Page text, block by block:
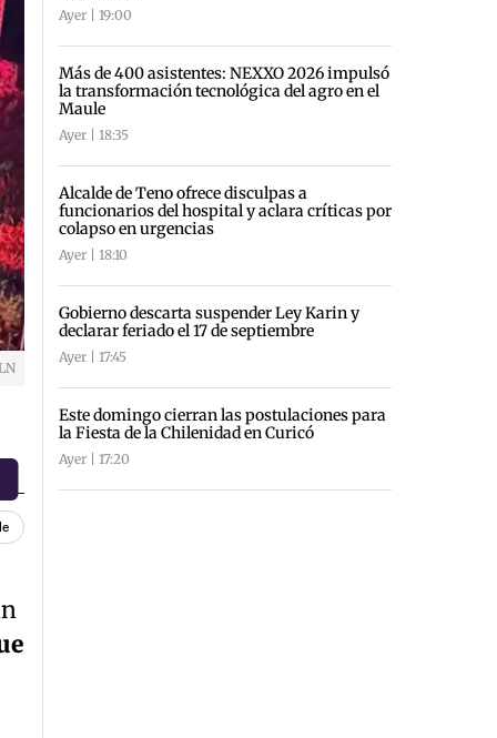
Ayer | 19:00
Más de 400 asistentes: NEXXO 2026 impulsó
la transformación tecnológica del agro en el
Maule
Ayer | 18:35
Alcalde de Teno ofrece disculpas a
funcionarios del hospital y aclara críticas por
colapso en urgencias
Ayer | 18:10
Gobierno descarta suspender Ley Karin y
declarar feriado el 17 de septiembre
Ayer | 17:45
Este domingo cierran las postulaciones para
la Fiesta de la Chilenidad en Curicó
Ayer | 17:20